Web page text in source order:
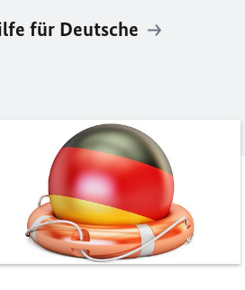
für Deutsche